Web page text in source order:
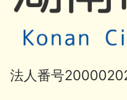
法人番号